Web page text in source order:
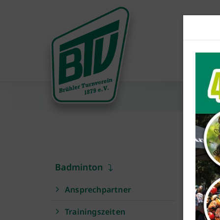
Badminton
Ansprechpartner
Trainingszeiten